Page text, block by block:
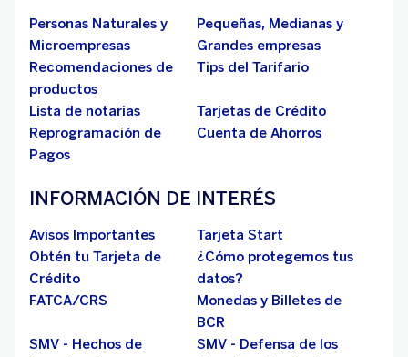
Personas Naturales y
Microempresas
Pequeñas, Medianas y
Grandes empresas
Recomendaciones de
productos
Tips del Tarifario
Lista de notarias
Tarjetas de Crédito
Reprogramación de
Pagos
Cuenta de Ahorros
INFORMACIÓN DE INTERÉS
Avisos Importantes
Tarjeta Start
Obtén tu Tarjeta de
Crédito
¿Cómo protegemos tus
datos?
FATCA/CRS
Monedas y Billetes de
BCR
SMV - Hechos de
SMV - Defensa de los